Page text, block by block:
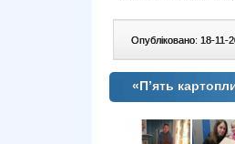
Опубліковано: 18-11-
«П’ять